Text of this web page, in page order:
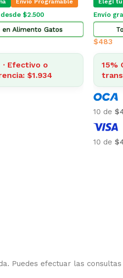
Envio Programable
$2.500
en Alimento Gatos
· Efectivo o
$1.934
Elegí
Envío
$483
15%
10 de
10 de
Puedes efectuar las